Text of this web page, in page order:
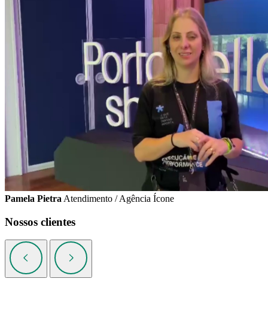
Pamela Pietra Atendimento / Agência Ícone
Nossos clientes